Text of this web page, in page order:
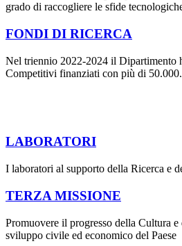
grado di raccogliere le sfide
FONDI DI RICERCA
Nel triennio 2022-2024 il Dipartimento
Competitivi finanziati con più di
LABORATORI
I laboratori al supporto della Ricerca e
TERZA MISSIONE
Promuovere il progresso della Cultura
sviluppo civile ed economico del Paese